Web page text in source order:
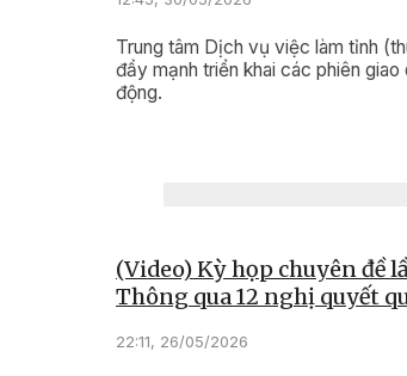
Trung tâm Dịch vụ việc làm tỉnh
đẩy mạnh triển khai các phiên
động.
(Video) Kỳ họp chuyên đề
Thông qua 12 nghị quyết
22:11, 26/05/2026